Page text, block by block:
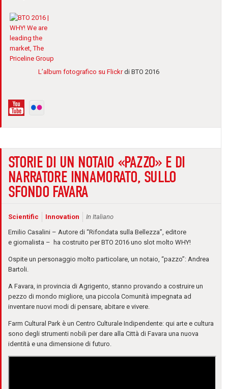
L’album fotografico su Flickr di BTO 2016
STORIE DI UN NOTAIO «PAZZO» E DI
NARRATORE INNAMORATO, SULLO
SFONDO FAVARA
Scientific Innovation
In Italiano
Emilio Casalini – Autore di “Rifondata sulla Bellezza”, editore
e giornalista – ha costruito per BTO 2016 uno slot molto WHY!
Ospite un personaggio molto particolare, un notaio, “pazzo”: Andrea
Bartoli.
A Favara, in provincia di Agrigento, stanno provando a costruire un
pezzo di mondo migliore, una piccola Comunità impegnata ad
inventare nuovi modi di pensare, abitare e vivere.
Farm Cultural Park è un Centro Culturale Indipendente: qui arte e cultura
sono degli strumenti nobili per dare alla Città di Favara una nuova
identità e una dimensione di futuro.